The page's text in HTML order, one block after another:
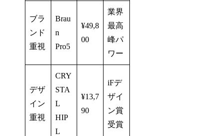
ブラ
ンド
重視
Brau
n
Pro5
¥49,8
00
業界
最高
峰パ
ワー
デザ
イン
重視
CRY
STA
L
HIP
L
¥13,7
90
iFデ
ザイ
ン賞
受賞